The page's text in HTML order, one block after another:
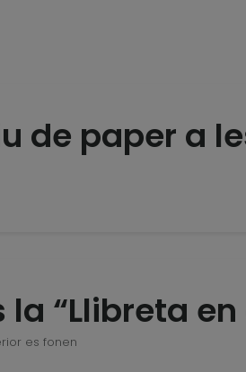
de paper a
la “Llibreta en
es fonen